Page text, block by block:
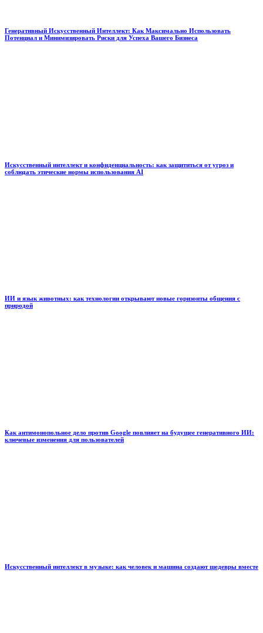
Генеративный Искусственный Интеллект: Как Максимально Использовать
Потенциал и Минимизировать Риски для Успеха Вашего Бизнеса
Искусственный интеллект и конфиденциальность: как защититься от угроз и
соблюдать этические нормы использования AI
ИИ и язык животных: как технологии открывают новые горизонты общения с
природой
Как антимонопольное дело против Google повлияет на будущее генеративного ИИ:
ключевые изменения для пользователей
Искусственный интеллект в музыке: как человек и машина создают шедевры вместе